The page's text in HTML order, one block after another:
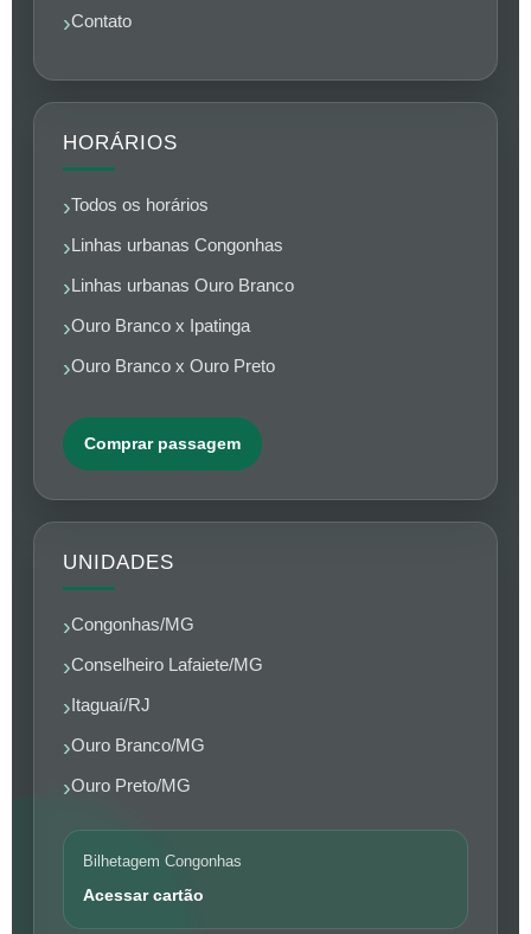
Contato
HORÁRIOS
Todos os horários
Linhas urbanas Congonhas
Linhas urbanas Ouro Branco
Ouro Branco x Ipatinga
Ouro Branco x Ouro Preto
Comprar passagem
UNIDADES
Congonhas/MG
Conselheiro Lafaiete/MG
Itaguaí/RJ
Ouro Branco/MG
Ouro Preto/MG
Bilhetagem Congonhas
Acessar cartão